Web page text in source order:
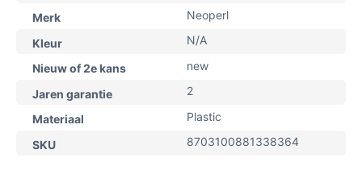
Merk Neoperl
Kleur N/A
Nieuw of 2e kans new
Jaren garantie 2
Materiaal Plastic
SKU 8703100881338364